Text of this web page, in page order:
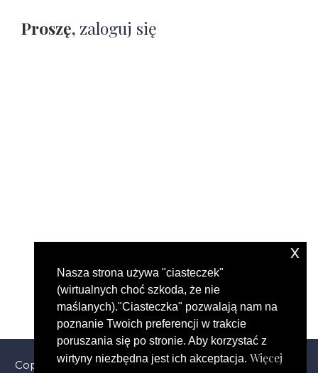
Proszę,zaloguj się
Copyright © 2024 Advans Language School. All Rights
Nasza strona używa "ciasteczek"
(wirtualnych choć szkoda, że nie
maślanych)."Ciasteczka" pozwalają nam na
poznanie Twoich preferencji w trakcie
poruszania się po stronie. Aby korzystać z
wirtyny niezbędna jest ich akceptacja. Więcej
x